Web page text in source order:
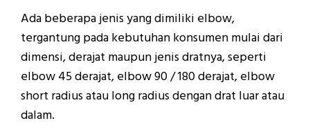
Ada beberapa jenis yang dimiliki elbow,
tergantung pada kebutuhan konsumen mulai dari
dimensi, derajat maupun jenis dratnya, seperti
elbow 45 derajat, elbow 90 / 180 derajat, elbow
short radius atau long radius dengan drat luar atau
dalam.